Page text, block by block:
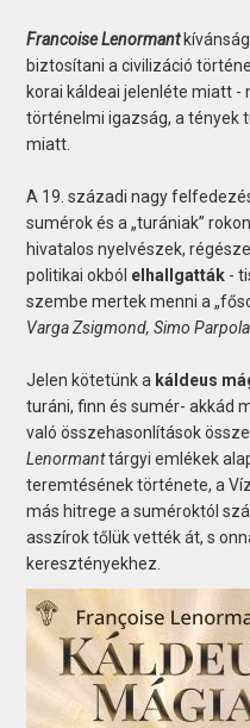
Francoise Lenormant
biztosítani a civilizáció
korai káldeai jelenléte miatt -
történelmi igazság, a tények
miatt.
A 19. századi nagy
sumérok és a „turániak”
hivatalos nyelvészek,
politikai okból elhallgatták -
szembe mertek menni a
Varga Zsigmond, Simo Parpola
Jelen kötetünk a káldeus
turáni, finn és sumér- akkád
való összehasonlítások
Lenormanttárgyi emlékek
teremtésének története, a
más hitrege a suméroktól
asszírok tőlük vették át, s
keresztényekhez.